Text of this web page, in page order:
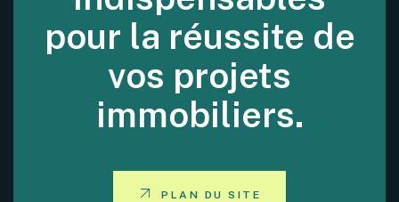
pour la réussite de
vos projets
immobiliers.
PLAN DU SITE